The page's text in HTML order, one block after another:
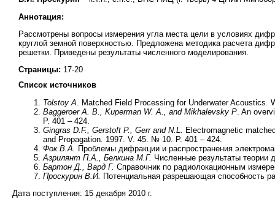
Аннотация:
Рассмотрены вопросы измерения угла места цели в условиях
круглой земной поверхностью. Предложена методика расчета
решетки. Приведены результаты численного моделирования.
Страницы: 17-20
Список источников
Tolstoy A . Matched Field Processing for Underwater Acoustics.
Baggeroer A. B., Kuperman W. A., and Mikhalevsky P . An
P. 401 – 424.
Gingras D.F., Gerstoft P., Gerr and N.L.
Electromagnetic
and Propagation 1997. V. 45. № 10. P. 401 – 424.
Фок В.А. Проблемы дифракции и распространения
Азрилянт П.А., Белкина М.Г. Численные результаты
Бартон Д., Вард Г. Справочник по радиолокационным
Проскурин В.И. Потенциальная разрешающая способность
Дата поступления: 15 декабря 2010 г.